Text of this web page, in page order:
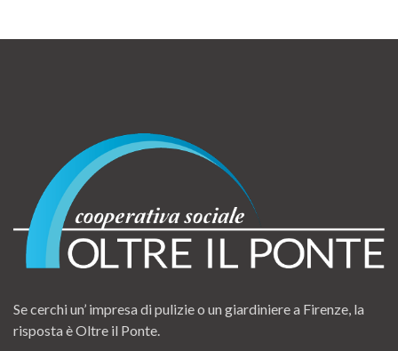
Se cerchi un’ impresa di pulizie o un giardiniere a Firenze, la
risposta è Oltre il Ponte.